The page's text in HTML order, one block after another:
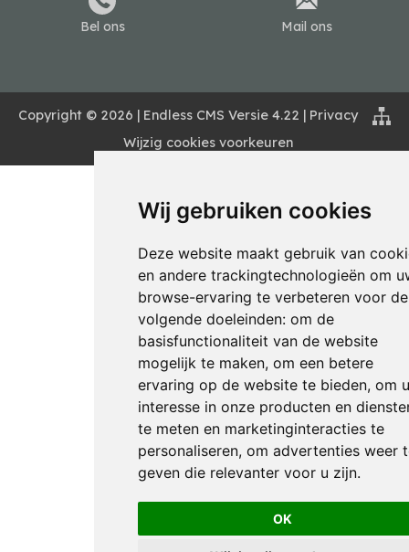
Wij gebruiken cookies
Deze website maakt gebruik van
en andere trackingtechnologieën om
browse-ervaring te verbeteren voor de
volgende doeleinden:om de
basisfunctionaliteit van de website
mogelijk te maken,om een betere
ervaring op de website te bieden,om
interesse in onze producten en
te meten en marketinginteracties te
personaliseren,om advertenties weer
geven die relevanter voor u zijn.
OK
Bel ons Mail ons
Copyright © 2026 | Endless CMS Versie 4.22 | Privacy
Wijzig cookies voorkeuren